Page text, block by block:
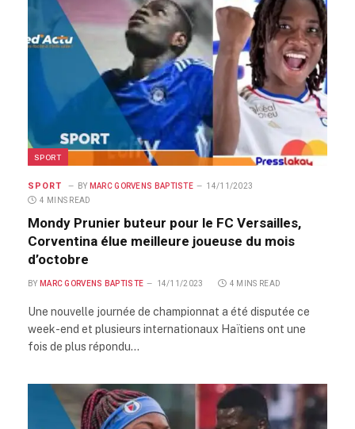
SPORT
SPORT BY MARC GORVENS BAPTISTE
14/11/2023
4 MINS READ
Mondy Prunier buteur pour le FC Versailles,
Corventina élue meilleure joueuse du mois
d’octobre
BY MARC GORVENS BAPTISTE 14/11/2023 4 MINS READ
Une nouvelle journée de championnat a été disputée ce
week-end et plusieurs internationaux Haïtiens ont une
fois de plus répondu…